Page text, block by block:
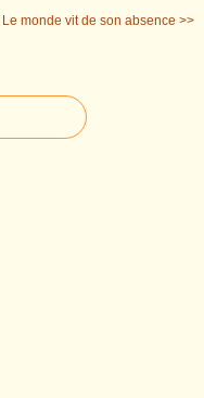
Le monde vit de son absence >>